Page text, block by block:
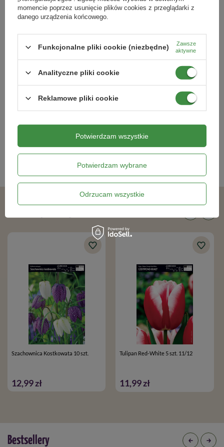
Tulipan Triumph Rose 5 szt. 11/12 Mieczyk Back Star 5 szt.
Kategorie powiązane
Szachownica Kostkowata 10 szt.
12,99 zł
Tulipan Red-White 5 szt. 11/12
11,99 zł
Bestsellery
momencie poprzez usunięcie plików cookies z przeglądarki z
danego urządzenia końcowego.
Funkcjonalne pliki cookie (niezbędne)
Zawsze
aktywne
Analityczne pliki cookie
Reklamowe pliki cookie
Potwierdzam wybrane
Odrzucam wszystkie
Potwierdzam wszystkie